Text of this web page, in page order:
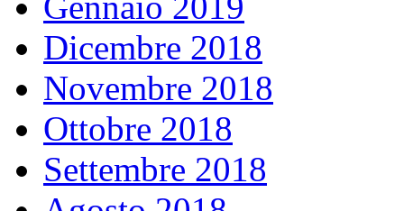
Dicembre 2018
Novembre 2018
Ottobre 2018
Settembre 2018